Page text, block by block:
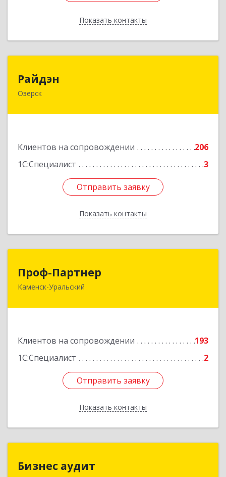
Показать контакты
Назад
Райдэн
Озерск
Клиентов на сопровождении
206
1С:Специалист
3
Отправить заявку
Показать контакты
456783, Челябинская обл, Озерск г, Ленина пр-
Отправить заявку
Назад
Проф-Партнер
Каменск-Уральский
Клиентов на сопровождении
193
1С:Специалист
2
Отправить заявку
Показать контакты
623406, Свердловская обл, Каменск-Уральский
Отправить заявку
Назад
Бизнес аудит